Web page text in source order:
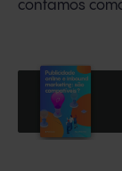
contamos